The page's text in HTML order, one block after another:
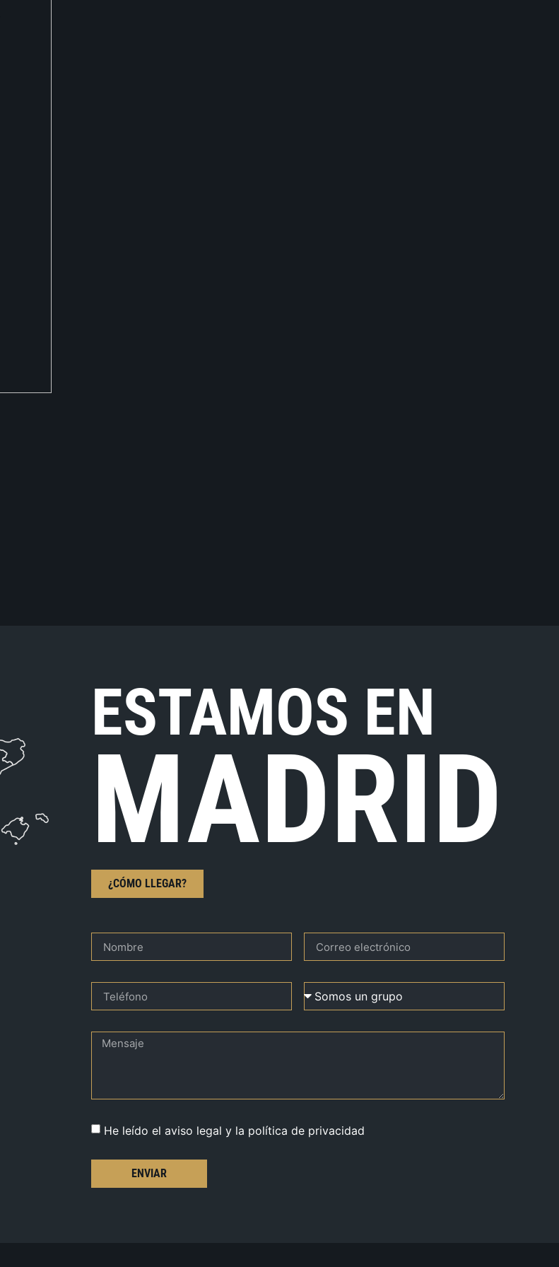
ESTAMOS EN
MADRID
¿CÓMO LLEGAR?
He leído el aviso legal y la política de privacidad
ENVIAR